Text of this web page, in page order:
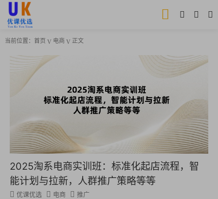
当前位置： 首页 电商 正文
2025淘系电商实训班：标准化起店流程，智
能计划与拉新，人群推广策略等等
优课优选 电商 推广